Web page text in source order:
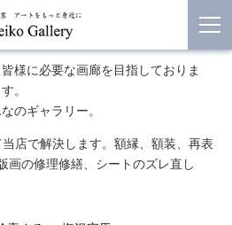
様に必要な画廊を目指しておりま
。
のギャラリー。
店で解決します。額縁、額装、再表
画の修理修繕、シートのズレ直し